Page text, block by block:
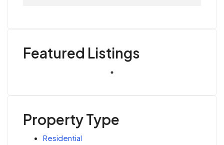
Featured Listings
Property Type
Residential